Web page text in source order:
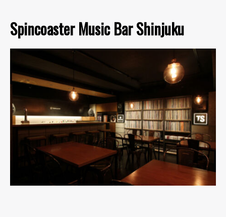
Spincoaster Music Bar Shinjuku